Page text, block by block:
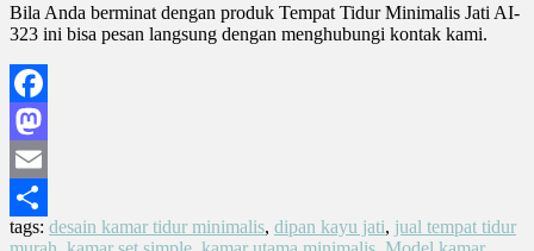
Bila Anda berminat dengan produk Tempat Tidur Minimalis Jati AI-
323 ini bisa pesan langsung dengan menghubungi kontak kami.
Facebook
Mastodon
Email
Share
tags: desain kamar tidur minimalis, dipan kayu jati, jual tempat tidur